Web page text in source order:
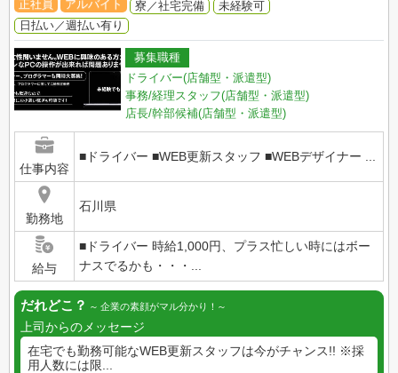
正社員 アルバイト 寮／社宅完備
未経験可
日払い／週払い有り
募集職種
ドライバー(店舗型・派遣型)
事務/経理スタッフ(店舗型・派遣型)
店長/幹部候補(店舗型・派遣型)
仕事内容
■ドライバー ■WEB更新スタッフ ■WEBデザイナー ...
勤務地
石川県
給与
■ドライバー 時給1,000円、プラス忙しい時にはボー
ナスでるかも・・・...
だれどこ？ 企業の素顔がマル分かり！
上司からのメッセージ
在宅でも勤務可能なWEB更新スタッフは今がチャンス!! ※採
用人数には限...